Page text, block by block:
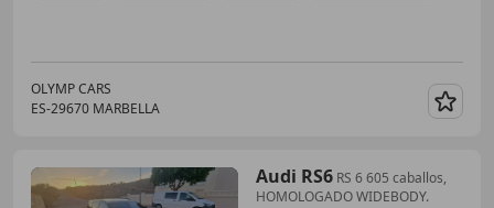
OLYMP CARS
ES-29670 MARBELLA
Audi RS6 RS 6 605 caballos,
HOMOLOGADO WIDEBODY.